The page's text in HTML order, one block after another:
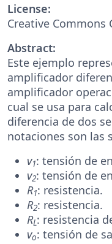
License:
Creative Commons
Abstract:
Este ejemplo
amplificador
amplificador
cual se usa para
diferencia de dos
notaciones son las
v1: tensión de
v2: tensión de
R1: resistencia.
R2: resistencia.
RL: resistencia
vo: tensión de